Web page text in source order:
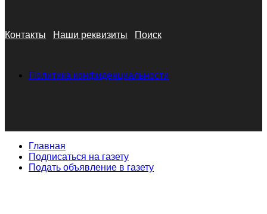
Контакты Наши реквизиты Поиск
Политика конфиденциальности
Главная
Подписаться на газету
Подать объявление в газету